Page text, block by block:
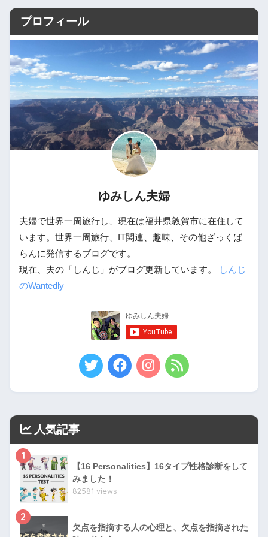
プロフィール
ゆみしん夫婦
夫婦で世界一周旅行し、現在は福井県敦賀市に在住して
います。世界一周旅行、IT関連、趣味、その他ざっくば
らんに発信するブログです。
現在、夫の「しんじ」がブログ更新しています。
しんじ
のWantedly
人気記事
1
【16 Personalities】16タイプ性格診断をして
みました！
82581 views
2
欠点を指摘する人の心理と、欠点を指摘された